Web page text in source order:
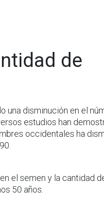
de
una disminución en el
estudios han
occidentales ha
el semen y la cantidad
50 años.